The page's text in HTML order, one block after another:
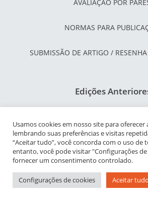
AVALIAÇÃO POR
NORMAS PARA
SUBMISSÃO DE ARTIGO /
Edições
Inscreva-se
Contato
Usamos cookies em nosso site para
lembrando suas preferências e visitas
“Aceitar tudo”, você concorda com o uso de
entanto, você pode visitar "Configurações
fornecer um consentimento controlado.
Configurações de cookies Aceitar tudo